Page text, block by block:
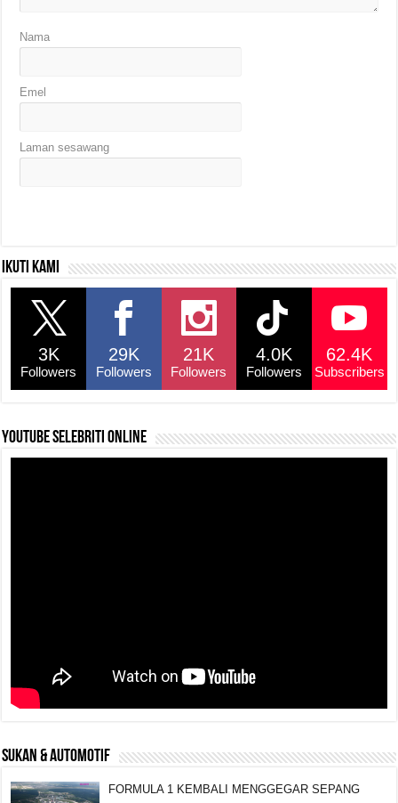
Nama
Emel
Laman sesawang
Ikuti kami
3K
Followers
29K
Followers
21K
Followers
4.0K
Followers
62.4K
Subscribers
YouTube selebriti online
SUKAN & AUTOMOTIF
FORMULA 1 KEMBALI MENGGEGAR SEPANG